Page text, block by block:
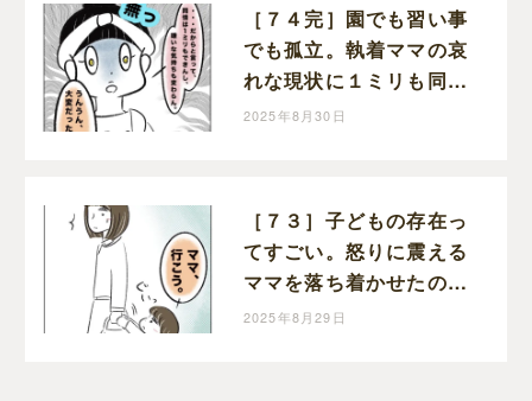
［７４完］園でも習い事
でも孤立。執着ママの哀
れな現状に１ミリも同情
できない。執着ママにロ
2025年8月30日
［７３］子どもの存在っ
てすごい。怒りに震える
ママを落ち着かせたのは
幼い娘。執着ママにロッ
2025年8月29日